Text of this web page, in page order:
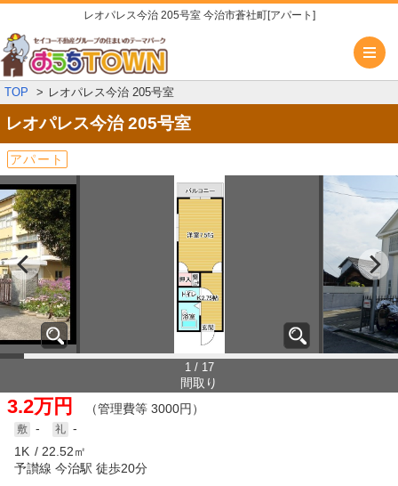
レオパレス今治 205号室 今治市蒼社町[アパート]
TOP レオパレス今治 205号室
レオパレス今治205号室
アパート
1 / 17
間取り
3.2万円 （管理費等 3000円）
-
-
1K
22.52㎡
予讃線 今治駅 徒歩20分